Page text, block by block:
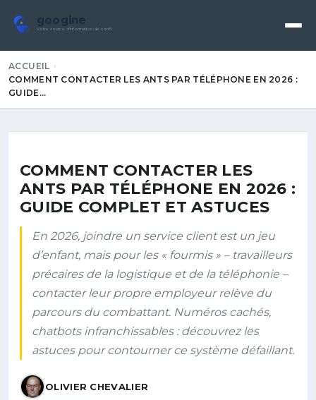
googine
Votre source d'information de confiance
ACCUEIL
COMMENT CONTACTER LES ANTS PAR TÉLÉPHONE EN 2026 :
GUIDE…
COMMENT CONTACTER LES
ANTS PAR TÉLÉPHONE EN 2026 :
GUIDE COMPLET ET ASTUCES
En 2026, joindre un service client est un jeu
d’enfant, mais pour les « fourmis » – travailleurs
précaires de la logistique et de la téléphonie –
contacter leur propre employeur relève du
parcours du combattant. Numéros cachés,
chatbots infranchissables : découvrez les
astuces pour contourner ce système défaillant.
OLIVIER CHEVALIER